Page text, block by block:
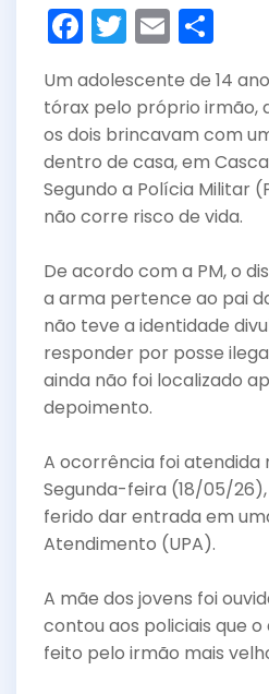
F
a
c
e
b
o
o
k
T
w
itt
er
E
m
ai
l
h
ar
e
Um adolescente de 14
tórax pelo próprio irmão,
os dois brincavam com
dentro de casa, em
Segundo a Polícia Militar
não corre risco de vida.
De acordo com a PM, o
a arma pertence ao pai
não teve a identidade
responder por posse
ainda não foi localizado
depoimento.
A ocorrência foi atendida
Segunda-feira (18/05/
ferido dar entrada em
Atendimento (UPA).
A mãe dos jovens foi
contou aos policiais que o
feito pelo irmão mais